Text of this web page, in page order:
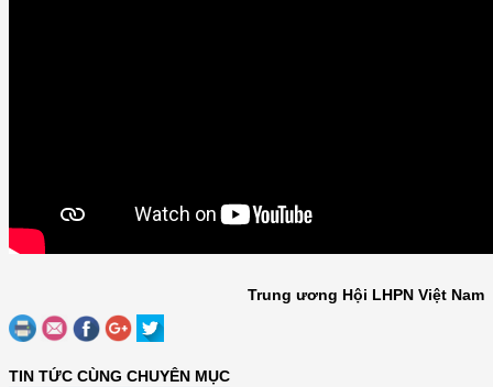
Trung ương Hội LHPN Việt Nam
TIN TỨC CÙNG CHUYÊN MỤC